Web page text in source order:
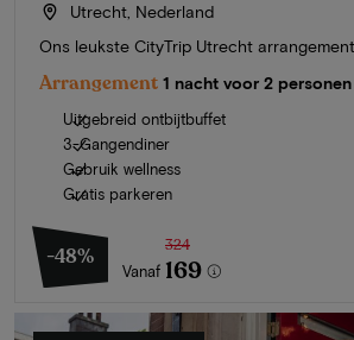
Utrecht, Nederland
Ons leukste CityTrip Utrecht arrangement
Arrangement 1 nacht voor 2
Uitgebreid ontbijtbuffet
3-Gangendiner
Gebruik wellness
Gratis parkeren
-48%
Vanaf
324
169